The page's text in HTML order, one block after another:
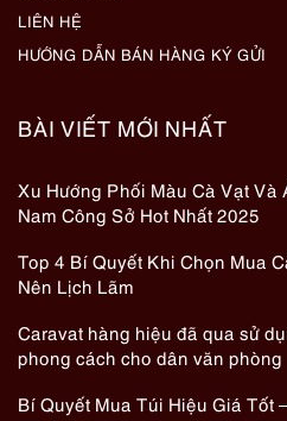
LIÊN HỆ
HƯỚNG DẪN BÁN HÀNG KÝ GỬI
BÀI VIẾT MỚI NHẤT
Xu Hướng Phối Màu Cà Vạt Và
Nam Công Sở Hot Nhất 2025
Top 4 Bí Quyết Khi Chọn Mua
Nên Lịch Lãm
Caravat hàng hiệu đã qua sử
phong cách cho dân văn phòng
Bí Quyết Mua Túi Hiệu Giá Tốt